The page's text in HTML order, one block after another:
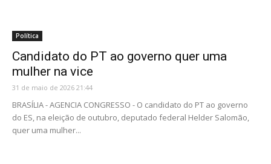
Política
Candidato do PT ao governo quer uma
mulher na vice
31 de maio de 2026 21:44
BRASÍLIA - AGENCIA CONGRESSO - O candidato do PT ao governo
do ES, na eleição de outubro, deputado federal Helder Salomão,
quer uma mulher...